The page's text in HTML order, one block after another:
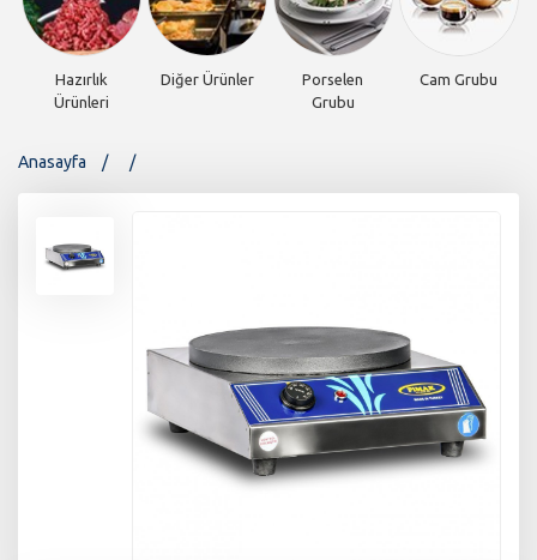
Cam Grubu Piliç Makinesi
Döner
Makineleri
Endüstriyel
Anasayfa